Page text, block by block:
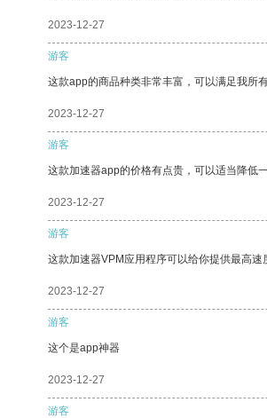
2023-12-27
游客
这款app的商品种类非常丰富，可以满足我所有
2023-12-27
游客
这款加速器app的价格有点贵，可以适当降低
2023-12-27
游客
这款加速器VPM应用程序可以给你提供最高速
2023-12-27
游客
这个是app神器
2023-12-27
游客